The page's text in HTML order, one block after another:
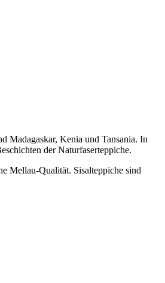
Madagaskar, Kenia und Tansania. In
der Naturfaserteppiche.
Mellau-Qualität. Sisalteppiche sind